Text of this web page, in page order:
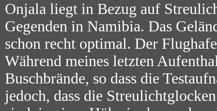
Onjala liegt in Bezug auf
Gegenden in Namibia. Das
schon recht optimal. Der
Während meines letzten
Buschbrände, so dass die
jedoch, dass die